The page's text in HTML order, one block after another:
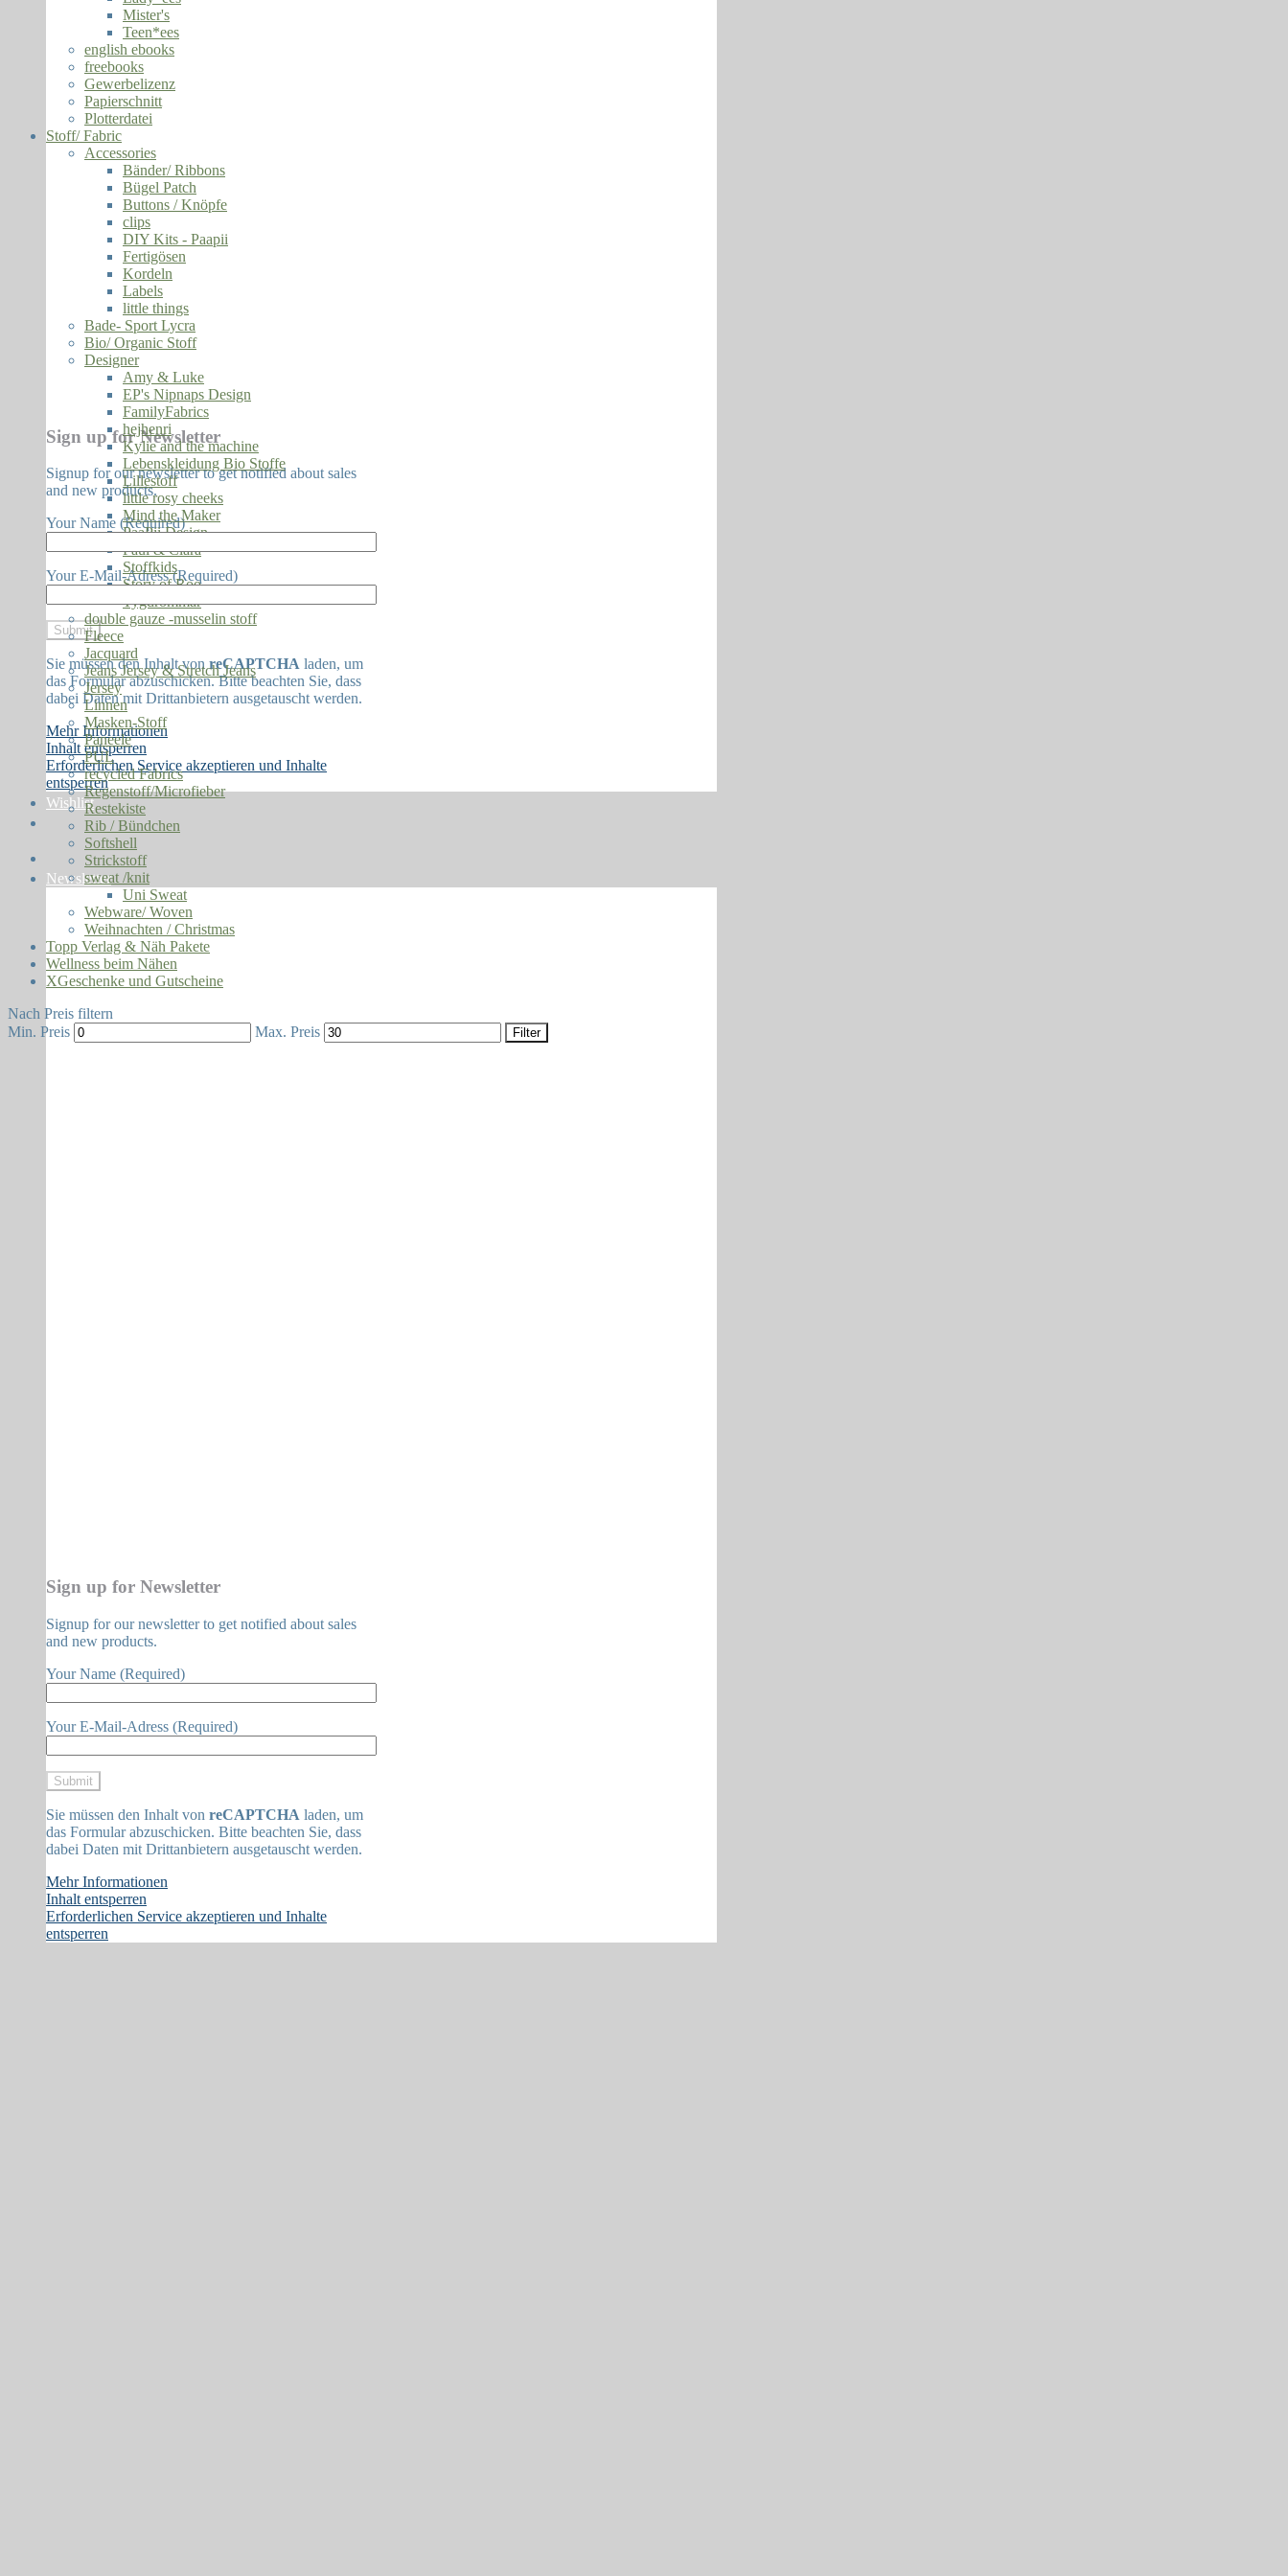
Sign up for Newsletter
Signup for our newsletter to get notified about sales
and new products.
Your Name (Required)
Your E-Mail-Adress (Required)
Sie müssen den Inhalt vonreCAPTCHA laden, um
das Formular abzuschicken. Bitte beachten Sie, dass
dabei Daten mit Drittanbietern ausgetauscht werden.
Mehr Informationen
Inhalt entsperren
Erforderlichen Service akzeptieren und Inhalte
entsperren
Wishlist
Newsletter
Sign up for Newsletter
Signup for our newsletter to get notified about sales
and new products.
Your Name (Required)
Your E-Mail-Adress (Required)
Sie müssen den Inhalt von reCAPTCHA laden, um
das Formular abzuschicken. Bitte beachten Sie, dass
dabei Daten mit Drittanbietern ausgetauscht werden.
Mehr Informationen
Inhalt entsperren
Erforderlichen Service akzeptieren und Inhalte
entsperren
Mister's
Teen*ees
english ebooks
freebooks
Gewerbelizenz
Papierschnitt
Plotterdatei
Stoff/ Fabric
Accessories
Bänder/ Ribbons
Bügel Patch
Buttons / Knöpfe
clips
DIY Kits - Paapii
Fertigösen
Kordeln
Labels
little things
Bade- Sport Lycra
Bio/ Organic Stoff
Designer
Amy & Luke
EP's Nipnaps Design
FamilyFabrics
hejhenri
Kylie and the machine
Lebenskleidung Bio Stoffe
Lillestoff
little rosy cheeks
Mind the Maker
PaaPii Design
Paul & Clara
Stoffkids
Story of Roo
Tygdrömmar
double gauze -musselin stoff
Fleece
Jacquard
Jeans Jersey & Stretch Jeans
Jersey
Linnen
Masken-Stoff
Paneele
PUL
recycled Fabrics
Regenstoff/Microfieber
Restekiste
Rib / Bündchen
Softshell
Strickstoff
sweat /knit
Uni Sweat
Webware/ Woven
Weihnachten / Christmas
Topp Verlag & Näh Pakete
Wellness beim Nähen
XGeschenke und Gutscheine
Nach Preis filtern
Min. Preis
Max. Preis Filter